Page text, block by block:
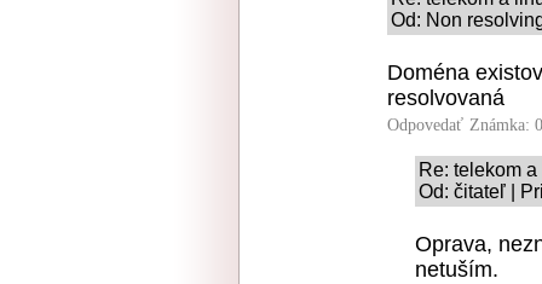
Od: Non
Doména
resolvovaná
Odpovedať Známka:
Re: telekom
Od: čitateľ |
Oprava,
netuším.